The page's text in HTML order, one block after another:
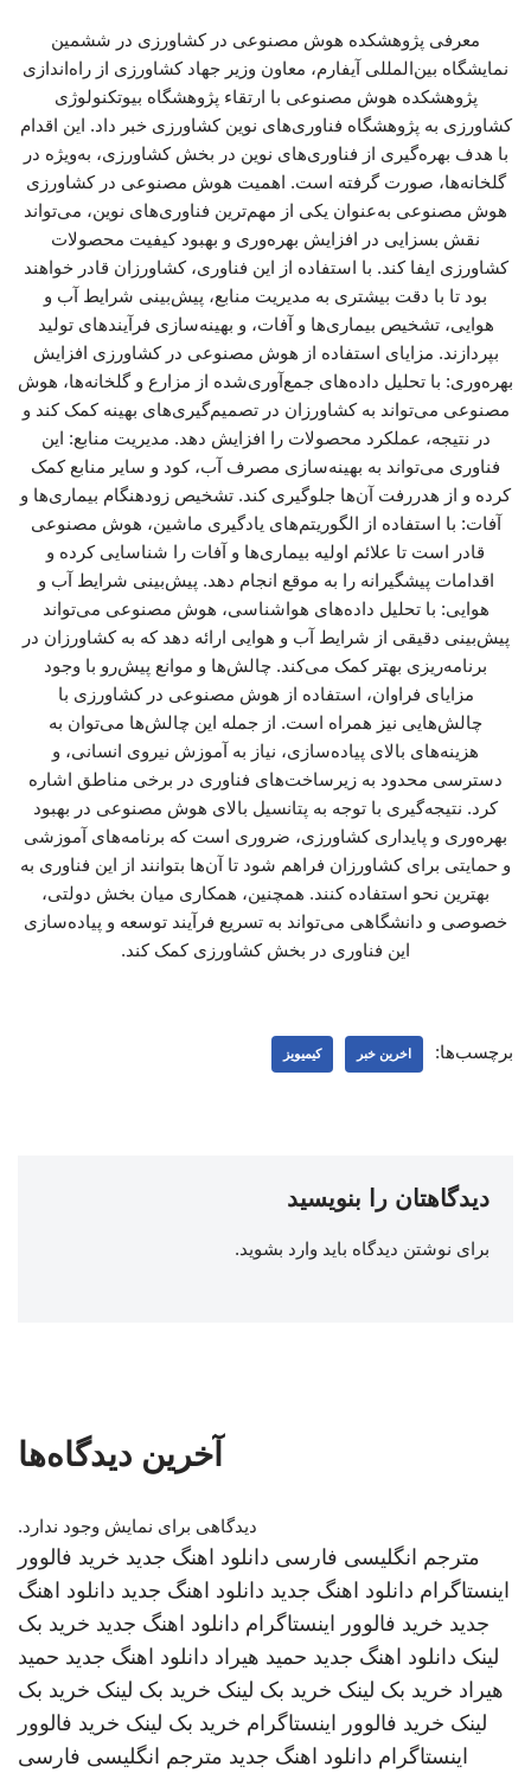
معرفی پژوهشکده هوش مصنوعی در کشاورزی در ششمین
نمایشگاه بین‌المللی آیفارم، معاون وزیر جهاد کشاورزی از راه‌اندازی
پژوهشکده هوش مصنوعی با ارتقاء پژوهشگاه بیوتکنولوژی
کشاورزی به پژوهشگاه فناوری‌های نوین کشاورزی خبر داد. این اقدام
با هدف بهره‌گیری از فناوری‌های نوین در بخش کشاورزی، به‌ویژه در
گلخانه‌ها، صورت گرفته است. اهمیت هوش مصنوعی در کشاورزی
هوش مصنوعی به‌عنوان یکی از مهم‌ترین فناوری‌های نوین، می‌تواند
نقش بسزایی در افزایش بهره‌وری و بهبود کیفیت محصولات
کشاورزی ایفا کند. با استفاده از این فناوری، کشاورزان قادر خواهند
بود تا با دقت بیشتری به مدیریت منابع، پیش‌بینی شرایط آب و
هوایی، تشخیص بیماری‌ها و آفات، و بهینه‌سازی فرآیندهای تولید
بپردازند. مزایای استفاده از هوش مصنوعی در کشاورزی افزایش
بهره‌وری: با تحلیل داده‌های جمع‌آوری‌شده از مزارع و گلخانه‌ها، هوش
مصنوعی می‌تواند به کشاورزان در تصمیم‌گیری‌های بهینه کمک کند و
در نتیجه، عملکرد محصولات را افزایش دهد. مدیریت منابع: این
فناوری می‌تواند به بهینه‌سازی مصرف آب، کود و سایر منابع کمک
کرده و از هدررفت آن‌ها جلوگیری کند. تشخیص زودهنگام بیماری‌ها و
آفات: با استفاده از الگوریتم‌های یادگیری ماشین، هوش مصنوعی
قادر است تا علائم اولیه بیماری‌ها و آفات را شناسایی کرده و
اقدامات پیشگیرانه را به موقع انجام دهد. پیش‌بینی شرایط آب و
هوایی: با تحلیل داده‌های هواشناسی، هوش مصنوعی می‌تواند
پیش‌بینی دقیقی از شرایط آب و هوایی ارائه دهد که به کشاورزان در
برنامه‌ریزی بهتر کمک می‌کند. چالش‌ها و موانع پیش‌رو با وجود
مزایای فراوان، استفاده از هوش مصنوعی در کشاورزی با
چالش‌هایی نیز همراه است. از جمله این چالش‌ها می‌توان به
هزینه‌های بالای پیاده‌سازی، نیاز به آموزش نیروی انسانی، و
دسترسی محدود به زیرساخت‌های فناوری در برخی مناطق اشاره
کرد. نتیجه‌گیری با توجه به پتانسیل بالای هوش مصنوعی در بهبود
بهره‌وری و پایداری کشاورزی، ضروری است که برنامه‌های آموزشی
و حمایتی برای کشاورزان فراهم شود تا آن‌ها بتوانند از این فناوری به
بهترین نحو استفاده کنند. همچنین، همکاری میان بخش دولتی،
خصوصی و دانشگاهی می‌تواند به تسریع فرآیند توسعه و پیاده‌سازی
این فناوری در بخش کشاورزی کمک کند.
برچسب‌ها: اخرین خبر کیمیویز
دیدگاهتان را بنویسید
برای نوشتن دیدگاه باید وارد بشوید.
آخرین دیدگاه‌ها
دیدگاهی برای نمایش وجود ندارد.
مترجم انگلیسی فارسی دانلود اهنگ جدید خرید فالوور
اینستاگرام دانلود اهنگ جدید دانلود اهنگ جدید دانلود اهنگ
جدید خرید فالوور اینستاگرام دانلود اهنگ جدید خرید بک
لینک دانلود اهنگ جدید حمید هیراد دانلود اهنگ جدید حمید
هیراد خرید بک لینک خرید بک لینک خرید بک لینک خرید بک
لینک خرید فالوور اینستاگرام خرید بک لینک خرید فالوور
اینستاگرام دانلود اهنگ جدید مترجم انگلیسی فارسی